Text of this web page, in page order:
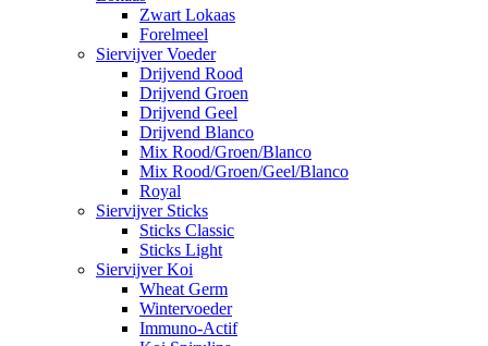
Zwart Lokaas
Forelmeel
Siervijver Voeder
Drijvend Rood
Drijvend Groen
Drijvend Geel
Drijvend Blanco
Mix Rood/Groen/Blanco
Mix Rood/Groen/Geel/Blanco
Royal
Siervijver Sticks
Sticks Classic
Sticks Light
Siervijver Koi
Wheat Germ
Wintervoeder
Immuno-Actif